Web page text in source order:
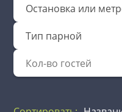
Остановка или
Тип парной